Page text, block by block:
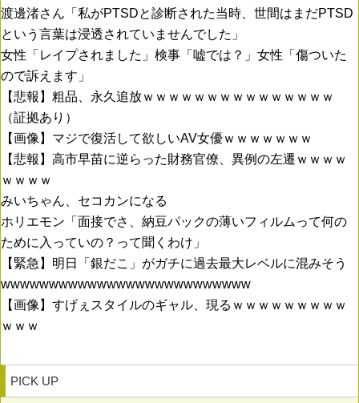
渡邊渚さん「私がPTSDと診断された当時、世間はまだPTSD
という言葉は浸透されていませんでした」
女性「レイプされました」検事「嘘では？」女性「傷ついた
ので訴えます」
【悲報】粗品、永久追放ｗｗｗｗｗｗｗｗｗｗｗｗｗｗｗ
（証拠あり）
【画像】マジで復活して欲しいAV女優ｗｗｗｗｗｗｗ
【悲報】高市早苗に逆らった財務官僚、異例の左遷ｗｗｗｗ
ｗｗｗｗ
みいちゃん、セコカンになる
ホリエモン「面接でさ、納豆パックの薄いフィルムって何の
ために入っていの？って聞くわけ」
【緊急】明日「銀だこ」がガチに過去最大レベルに混みそう
wwwwwwwwwwwwwwwwwwwwwwwwww
【画像】すげぇスタイルのギャル、現るｗｗｗｗｗｗｗｗｗ
ｗｗｗ
PICK UP